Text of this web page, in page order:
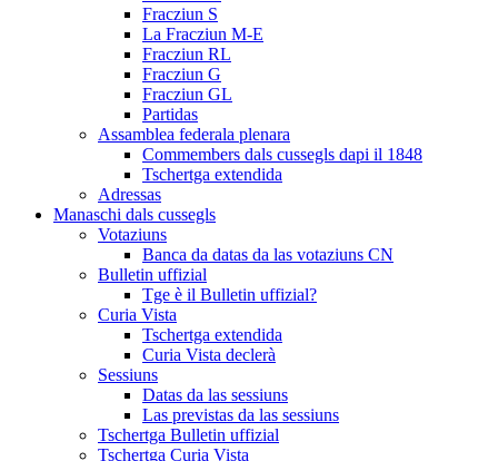
Fracziun S
La Fracziun M-E
Fracziun RL
Fracziun G
Fracziun GL
Partidas
Assamblea federala plenara
Commembers dals cussegls dapi il 1848
Tschertga extendida
Adressas
Manaschi dals cussegls
Votaziuns
Banca da datas da las votaziuns CN
Bulletin uffizial
Tge è il Bulletin uffizial?
Curia Vista
Tschertga extendida
Curia Vista declerà
Sessiuns
Datas da las sessiuns
Las previstas da las sessiuns
Tschertga Bulletin uffizial
Tschertga Curia Vista